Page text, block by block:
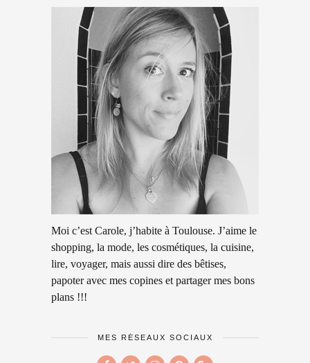
Moi c’est Carole, j’habite à Toulouse. J’aime le
shopping, la mode, les cosmétiques, la cuisine,
lire, voyager, mais aussi dire des bêtises,
papoter avec mes copines et partager mes bons
plans !!!
MES RÉSEAUX SOCIAUX